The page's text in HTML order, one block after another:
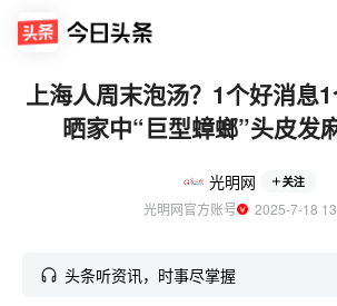
上海人周末泡汤？1个好消息
晒家中“巨型蟑螂”头皮发
光明网 关注
光明网官方账号
2025-7-18
头条听资讯，时事尽掌握